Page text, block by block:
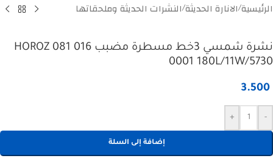
الرئيسية/الانارة الحديثة/النشرات الحديثة وملحقاتها
نشرة شمسي 3خط مسطرة مضبب HOROZ 081 016
0001 180L/11W/5730
3.500
-
+
إضافة إلى السلة